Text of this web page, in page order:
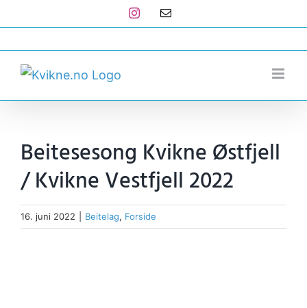
to
content
Instagram
E-
Beitesesong Kvikne Østfjell
/ Kvikne Vestfjell 2022
16. juni 2022 Beitelag, Forside